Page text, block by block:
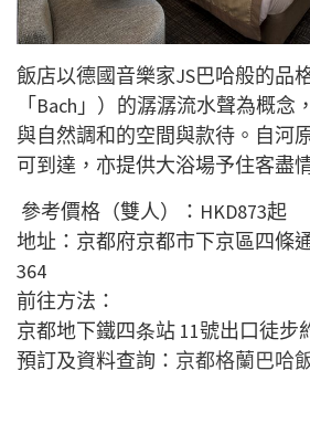
飯店以德國音樂家JS巴哈般的品
「Bach」）的潺潺流水聲為概念
與自然調和的空間與款待。自河
可到達，亦提供大浴場予住客盡
參考價格（雙人）： HKD873起
地址：京都府京都市下京區四條
364
前往方法：
京都地下鐵四条站 11號出口徒步
預訂及資料查詢： 京都格蘭巴哈